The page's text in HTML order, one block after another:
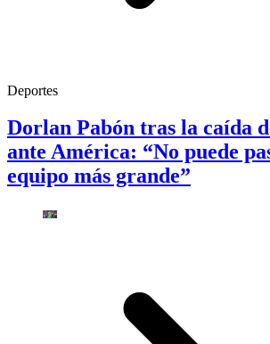
Deportes
Dorlan Pabón tras la caída
ante América: “No puede
equipo más grande”